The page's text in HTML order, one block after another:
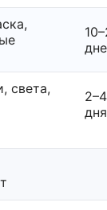
света,
2–4
дня